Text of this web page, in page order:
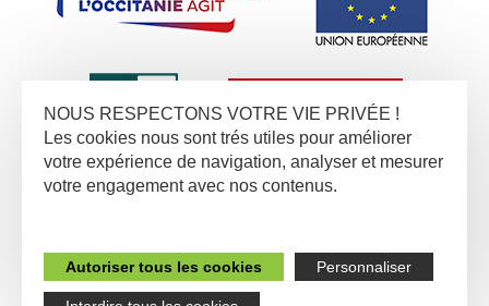
NOUS RESPECTONS VOTRE VIE PRIVÉE !
Les cookies nous sont trés utiles pour améliorer
votre expérience de navigation, analyser et mesurer
votre engagement avec nos contenus.
Autoriser tous les cookies Personnaliser